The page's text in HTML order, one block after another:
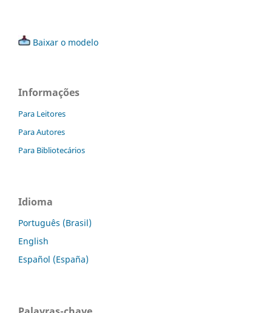
Baixar o modelo
Informações
Para Leitores
Para Autores
Para Bibliotecários
Idioma
Português (Brasil)
English
Español (España)